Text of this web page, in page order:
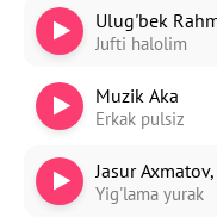
Ulug'bek
Jufti halolim
Muzik Aka
Erkak pulsiz
Jasur
Yig'lama yurak